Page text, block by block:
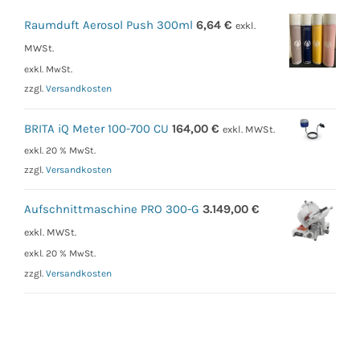
Raumduft Aerosol Push 300ml 6,64 € exkl.
MWSt.
exkl. MwSt.
zzgl. Versandkosten
BRITA iQ Meter 100-700 CU 164,00 € exkl. MWSt.
exkl. 20 % MwSt.
zzgl. Versandkosten
Aufschnittmaschine PRO 300-G 3.149,00 €
exkl. MWSt.
exkl. 20 % MwSt.
zzgl. Versandkosten